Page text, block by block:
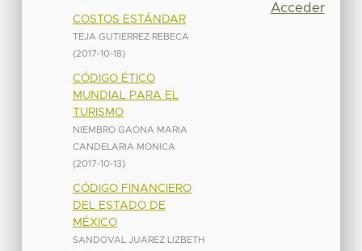
COSTOS ESTÁNDAR
TEJA GUTIERREZ REBECA
(2017-10-18)
CÓDIGO ÉTICO
MUNDIAL PARA EL
TURISMO
NIEMBRO GAONA MARIA
CANDELARIA MONICA
(2017-10-13)
CÓDIGO FINANCIERO
DEL ESTADO DE
MÉXICO
SANDOVAL JUAREZ LIZBETH
Acceder